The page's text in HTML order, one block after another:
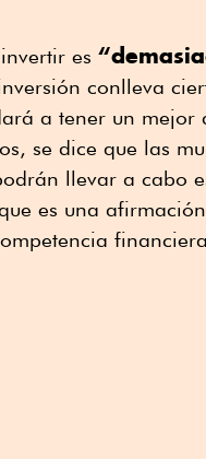
es
conlleva
a tener un mejor
se dice que las
llevar a cabo
es una